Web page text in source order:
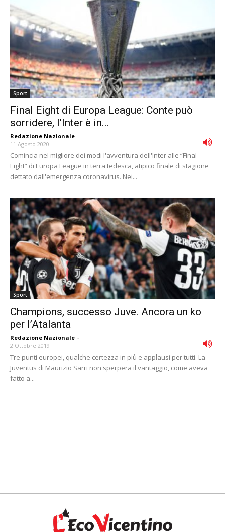
Sport
Final Eight di Europa League: Conte può
sorridere, l’Inter è in...
Redazione Nazionale -
11 Agosto 2020
Comincia nel migliore dei modi l'avventura dell'Inter alle “Final
Eight” di Europa League in terra tedesca, atipico finale di stagione
dettato dall'emergenza coronavirus. Nei...
Sport
Champions, successo Juve. Ancora un ko
per l’Atalanta
Redazione Nazionale -
2 Ottobre 2019
Tre punti europei, qualche certezza in più e applausi per tutti. La
Juventus di Maurizio Sarri non sperpera il vantaggio, come aveva
fatto a...